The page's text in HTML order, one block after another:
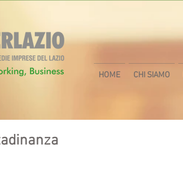
HOME CHI SIAMO